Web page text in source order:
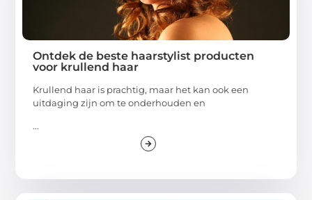
Ontdek de beste haarstylist producten
voor krullend haar
Krullend haar is prachtig, maar het kan ook een
uitdaging zijn om te onderhouden en
...